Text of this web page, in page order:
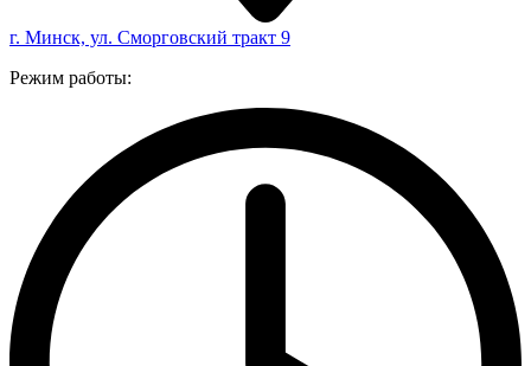
г. Минск, ул. Сморговский тракт 9
Режим работы: